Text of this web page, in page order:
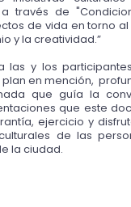
través de
de vida en torno al
y la creatividad.”
las y los
en mención,
que guía la
que este
ejercicio y
de las
la ciudad.